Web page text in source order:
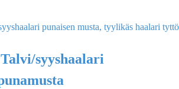
syyshaalari